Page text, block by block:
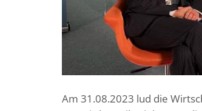
Am 31.08.2023 lud die